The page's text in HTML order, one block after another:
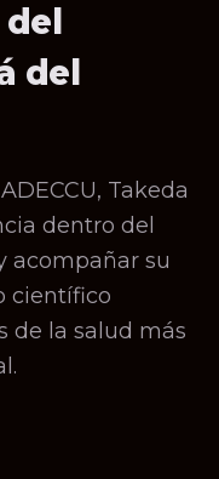
del
Takeda
dentro del
acompañar su
científico
de la salud más